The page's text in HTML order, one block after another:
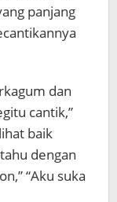
panjang
dan
cantik,”
baik
dengan
“Aku suka